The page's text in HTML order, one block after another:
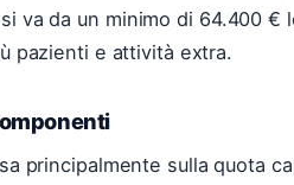
va da un minimo di 64.400 €
pazienti e attività extra.
principalmente sulla quota